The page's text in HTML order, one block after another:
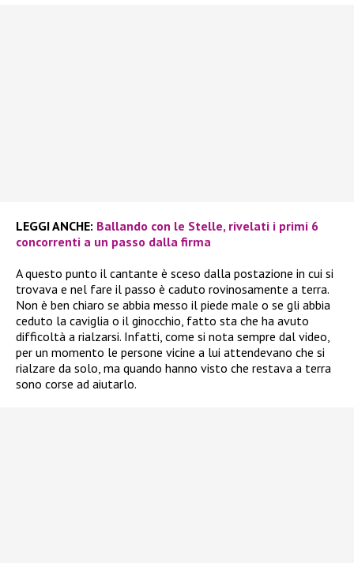
LEGGI ANCHE: Ballando con le Stelle, rivelati i primi 6
concorrenti a un passo dalla firma
A questo punto il cantante è sceso dalla postazione in cui si
trovava e nel fare il passo è caduto rovinosamente a terra.
Non è ben chiaro se abbia messo il piede male o se gli abbia
ceduto la caviglia o il ginocchio, fatto sta che ha avuto
difficoltà a rialzarsi. Infatti, come si nota sempre dal video,
per un momento le persone vicine a lui attendevano che si
rialzare da solo, ma quando hanno visto che restava a terra
sono corse ad aiutarlo.